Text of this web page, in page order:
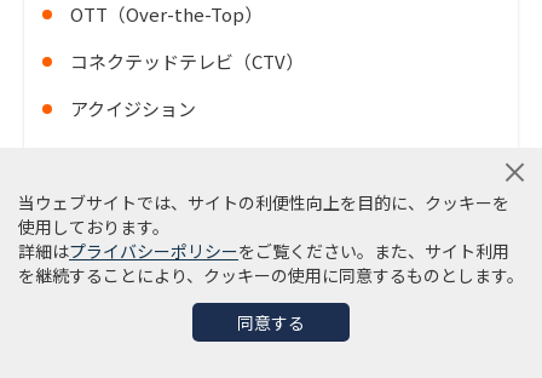
OTT（Over-the-Top）
コネクテッドテレビ（CTV）
アクイジション
MA（マーケティングオートメーション）
AI（人工知能）
ダイナミックビークルスクリーン
当ウェブサイトでは、サイトの利便性向上を目的に、クッキーを
使用しております。
詳細はプライバシーポリシーをご覧ください。また、サイト利用
を継続することにより、クッキーの使用に同意するものとします。
同意する